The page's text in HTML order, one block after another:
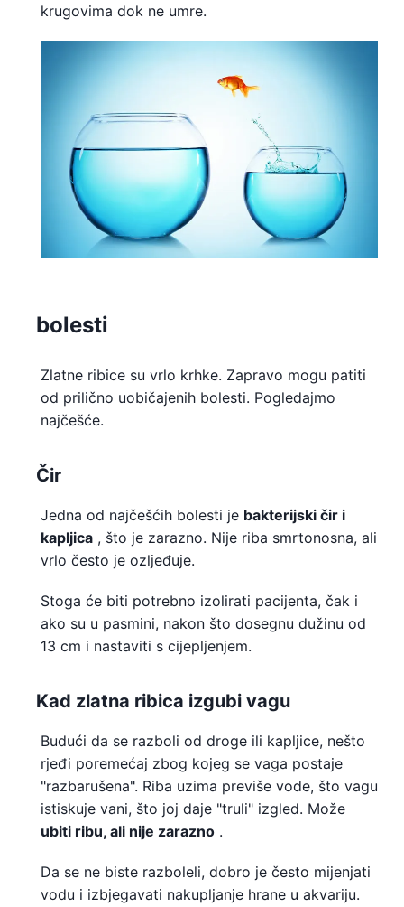
krugovima dok ne umre.
bolesti
Zlatne ribice su vrlo krhke. Zapravo mogu patiti
od prilično uobičajenih bolesti. Pogledajmo
najčešće.
Čir
Jedna od najčešćih bolesti je bakterijski čir i
kapljica , što je zarazno. Nije riba smrtonosna, ali
vrlo često je ozljeđuje.
Stoga će biti potrebno izolirati pacijenta, čak i
ako su u pasmini, nakon što dosegnu dužinu od
13 cm i nastaviti s cijepljenjem.
Kad zlatna ribica izgubi vagu
Budući da se razboli od droge ili kapljice, nešto
rjeđi poremećaj zbog kojeg se vaga postaje
"razbarušena". Riba uzima previše vode, što vagu
istiskuje vani, što joj daje "truli" izgled. Može
ubiti ribu, ali nije zarazno .
Da se ne biste razboleli, dobro je često mijenjati
vodu i izbjegavati nakupljanje hrane u akvariju.